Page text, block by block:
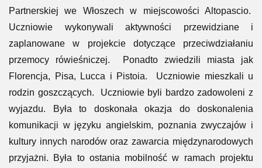
Partnerskiej we Włoszech w miejscowości Altopascio.
Uczniowie wykonywali aktywności przewidziane i
zaplanowane w projekcie dotyczące przeciwdziałaniu
przemocy rówieśniczej. Ponadto zwiedzili miasta jak
Florencja, Pisa, Lucca i Pistoia. Uczniowie mieszkali u
rodzin goszczących. Uczniowie byli bardzo zadowoleni z
wyjazdu. Była to doskonała okazja do doskonalenia
komunikacji w języku angielskim, poznania zwyczajów i
kultury innych narodów oraz zawarcia międzynarodowych
przyjażni. Była to ostania mobilność w ramach projektu